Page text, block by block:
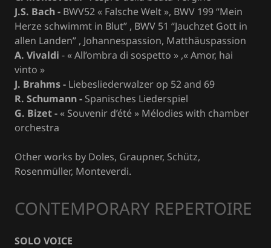
J.S. Bach - BWV52 « Falsche Welt », BWV 199 “Mein
Herze schwimmt in Blut” , BWV 51 “Jauchzet Gott in
allen Landen” , Johannespassion, Matthäuspassion
A. Vivaldi - « All’ombra di sospetto » ,« Amor, hai
vinto »
J. Brahms - Liebesliederwalzer op 52 and 69
R. Schumann - Spanisches Liederspiel
G. Bizet -« Souvenir d’été » Mélodies with chamber
orchestra
Other works by Doles, Graupner, Schütz,
Rosenmüller, Monteverdi.
CONTEMPORARY REPERTOIRE
SOLO VOICE